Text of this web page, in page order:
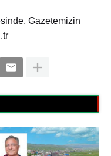
Gazetemizin